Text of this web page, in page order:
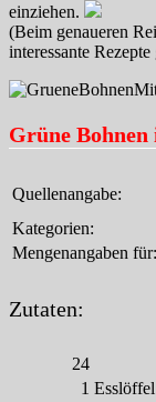
einziehen.
(Beim genaueren
interessante
Grüne Bohnen
Quellenangabe:
Kategorien:
Mengenangaben für:
Zutaten:
24
1 Esslöffel